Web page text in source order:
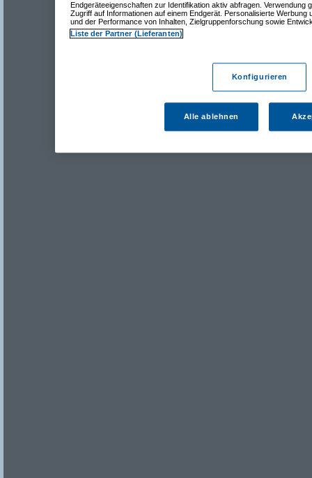
Endgeräteeigenschaften zur Identifikation aktiv abfragen. Verwendung
Zugriff auf Informationen auf einem Endgerät. Personalisierte Werbung
und der Performance von Inhalten, Zielgruppenforschung sowie
Liste der Partner (Lieferanten)
Konfigurieren
Alle ablehnen